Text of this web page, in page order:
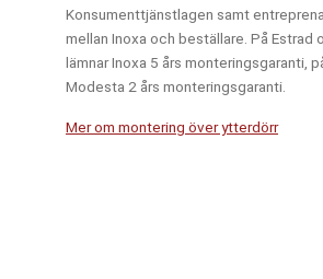
Konsumenttjänstlagen samt
mellan Inoxa och beställare. På Estrad
lämnar Inoxa 5 års monteringsgaranti,
Modesta 2 års monteringsgaranti.
Mer om montering över ytterdörr